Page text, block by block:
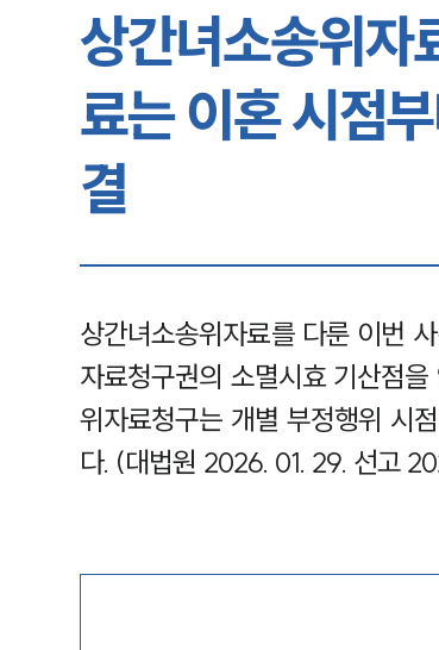
상간녀소송위자
료는 이혼 시점
결
상간녀소송위자료를 다룬 이번
자료청구권의 소멸시효 기산점
위자료청구는 개별 부정행위 시
다. (대법원 2026. 01. 29. 선고